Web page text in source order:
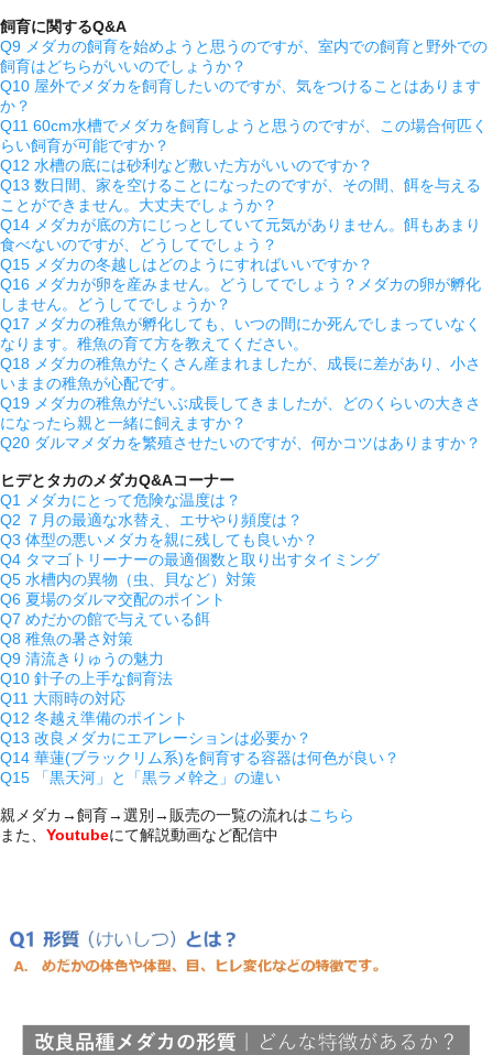
飼育に関するQ&A
Q9 メダカの飼育を始めようと思うのですが、室内での飼育と野外での
飼育はどちらがいいのでしょうか？
Q10 屋外でメダカを飼育したいのですが、気をつけることはあります
か？
Q11 60cm水槽でメダカを飼育しようと思うのですが、この場合何匹く
らい飼育が可能ですか？
Q12 水槽の底には砂利など敷いた方がいいのですか？
Q13 数日間、家を空けることになったのですが、その間、餌を与える
ことができません。大丈夫でしょうか？
Q14 メダカが底の方にじっとしていて元気がありません。餌もあまり
食べないのですが、どうしてでしょう？
Q15 メダカの冬越しはどのようにすればいいですか？
Q16 メダカが卵を産みません。どうしてでしょう？メダカの卵が孵化
しません。どうしてでしょうか？
Q17 メダカの稚魚が孵化しても、いつの間にか死んでしまっていなく
なります。稚魚の育て方を教えてください。
Q18 メダカの稚魚がたくさん産まれましたが、成長に差があり、小さ
いままの稚魚が心配です。
Q19 メダカの稚魚がだいぶ成長してきましたが、どのくらいの大きさ
になったら親と一緒に飼えますか？
Q20 ダルマメダカを繁殖させたいのですが、何かコツはありますか？
ヒデとタカのメダカQ&Aコーナー
Q1 メダカにとって危険な温度は？
Q2 ７月の最適な水替え、エサやり頻度は？
Q3 体型の悪いメダカを親に残しても良いか？
Q4 タマゴトリーナーの最適個数と取り出すタイミング
Q5 水槽内の異物（虫、貝など）対策
Q6 夏場のダルマ交配のポイント
Q7 めだかの館で与えている餌
Q8 稚魚の暑さ対策
Q9 清流きりゅうの魅力
Q10 針子の上手な飼育法
Q11 大雨時の対応
Q12 冬越え準備のポイント
Q13 改良メダカにエアレーションは必要か？
Q14 華蓮(ブラックリム系)を飼育する容器は何色が良い？
Q15 「黒天河」と「黒ラメ幹之」の違い
親メダカ→飼育→選別→販売の一覧の流れはこちら
また、 Youtubeにて解説動画など配信中